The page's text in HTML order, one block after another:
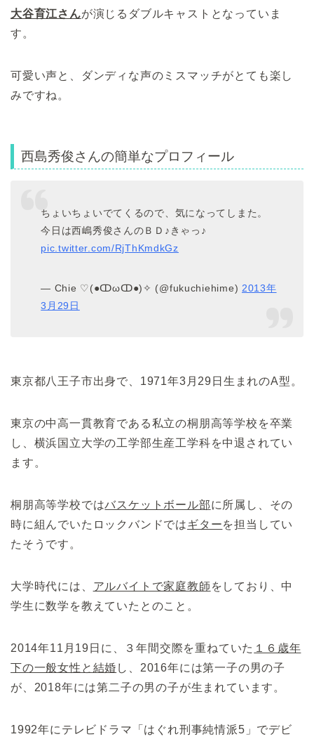
大谷育江さんが演じるダブルキャストとなっていま
す。
可愛い声と、ダンディな声のミスマッチがとても楽し
みですね。
西島秀俊さんの簡単なプロフィール
ちょいちょいでてくるので、気になってしまた。
今日は西嶋秀俊さんのＢＤ♪きゃっ♪
pic.twitter.com/RjThKmdkGz
— Chie ♡(●ↀωↀ●)✧ (@fukuchiehime) 2013年
3月29日
東京都八王子市出身で、1971年3月29日生まれのA型。
東京の中高一貫教育である私立の桐朋高等学校を卒業
し、横浜国立大学の工学部生産工学科を中退されてい
ます。
桐朋高等学校ではバスケットボール部に所属し、その
時に組んでいたロックバンドではギターを担当してい
たそうです。
大学時代には、 アルバイトで家庭教師 をしており、中
学生に数学を教えていたとのこと。
2014年11月19日に、３年間交際を重ねていた １６歳年
下の一般女性と結婚 し、2016年には第一子の男の子
が、2018年には第二子の男の子が生まれています。
1992年にテレビドラマ「はぐれ刑事純情派5」でデビ